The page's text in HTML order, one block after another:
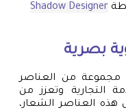
Shadow Designer
بصرية
مجموعة من العناصر
التجارية وتعزز من
العناصر الشعار،